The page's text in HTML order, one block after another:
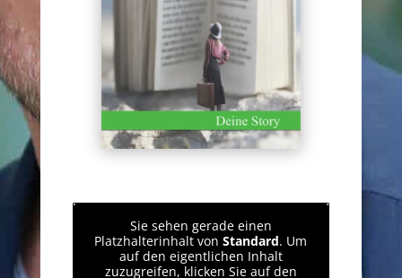
Sie sehen gerade einen
Platzhalterinhalt vonStandard. Um
auf den eigentlichen Inhalt
zuzugreifen, klicken Sie auf den